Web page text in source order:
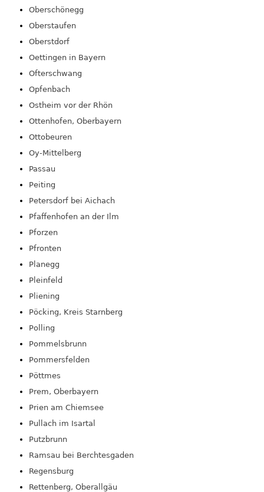
Oberschönegg
Oberstaufen
Oberstdorf
Oettingen in Bayern
Ofterschwang
Opfenbach
Ostheim vor der Rhön
Ottenhofen, Oberbayern
Ottobeuren
Oy-Mittelberg
Passau
Peiting
Petersdorf bei Aichach
Pfaffenhofen an der Ilm
Pforzen
Pfronten
Planegg
Pleinfeld
Pliening
Pöcking, Kreis Starnberg
Polling
Pommelsbrunn
Pommersfelden
Pöttmes
Prem, Oberbayern
Prien am Chiemsee
Pullach im Isartal
Putzbrunn
Ramsau bei Berchtesgaden
Regensburg
Rettenberg, Oberallgäu